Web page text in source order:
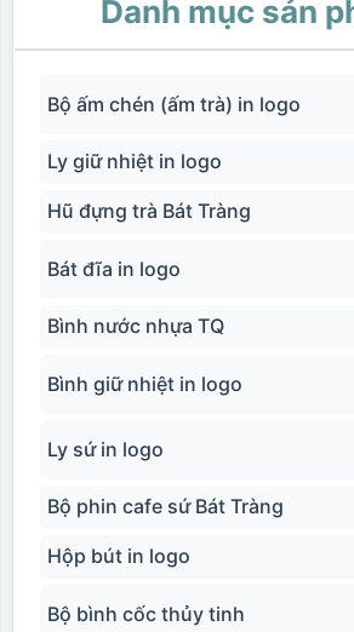
Danh mục sản
Bộ ấm chén (ấm trà) in logo
Ly giữ nhiệt in logo
Hũ đựng trà Bát Tràng
Bát đĩa in logo
Bình nước nhựa TQ
Bình giữ nhiệt in logo
Ly sứ in logo
Bộ phin cafe sứ Bát Tràng
Hộp bút in logo
Bộ bình cốc thủy tinh